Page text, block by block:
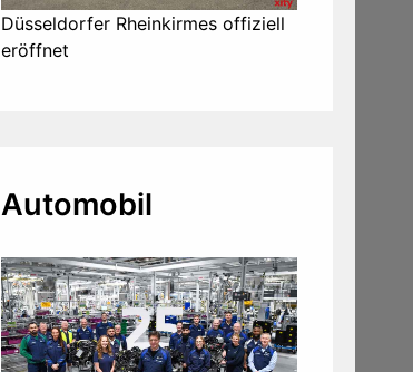
Düsseldorfer Rheinkirmes offiziell
eröffnet
Automobil